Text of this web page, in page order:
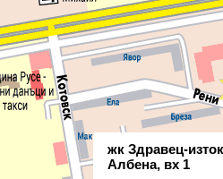
жк Здравец-
Албена, вх 1